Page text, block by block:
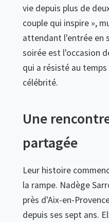
vie depuis plus de
couple qui inspire »,
attendant l'entrée en
soirée est l'occasion
qui a résisté au
célébrité.
Une
partagée
Leur histoire
la rampe. Nadège
près d'Aix-en-
depuis ses sept ans.